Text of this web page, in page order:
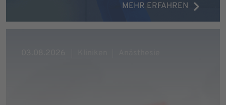
MEHR ERFAHREN